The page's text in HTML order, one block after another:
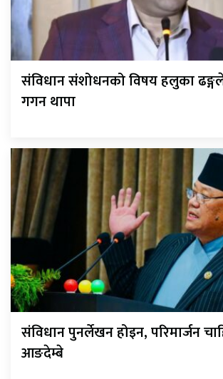
संविधान संशोधनको विषय हलुका
गगन थापा
संविधान पुनर्लेखन होइन, परिमार्जन
आङदेम्बे